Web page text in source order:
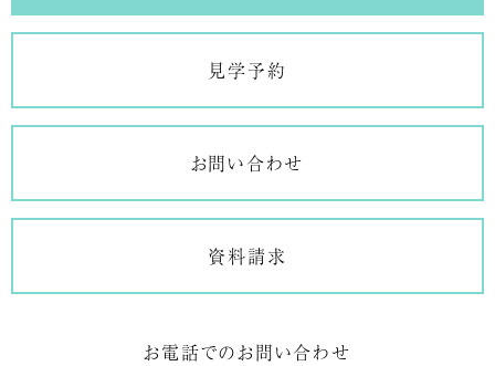
見学予約
お問い合わせ
資料請求
お電話でのお問い合わせ